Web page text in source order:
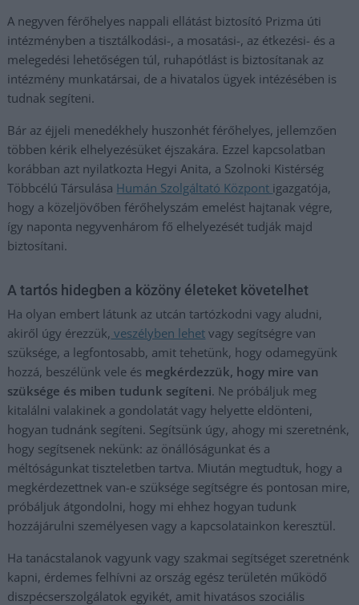
A negyven férőhelyes nappali ellátást biztosító Prizma úti
intézményben a tisztálkodási-, a mosatási-, az étkezési- és a
melegedési lehetőségen túl, ruhapótlást is biztosítanak az
intézmény munkatársai, de a hivatalos ügyek intézésében is
tudnak segíteni.
Bár az éjjeli menedékhely huszonhét férőhelyes, jellemzően
többen kérik elhelyezésüket éjszakára. Ezzel kapcsolatban
korábban azt nyilatkozta Hegyi Anita, a Szolnoki Kistérség
Többcélú Társulása Humán Szolgáltató Központ igazgatója,
hogy a közeljövőben férőhelyszám emelést hajtanak végre,
így naponta negyvenhárom fő elhelyezését tudják majd
biztosítani.
A tartós hidegben a közöny életeket követelhet
Ha olyan embert látunk az utcán tartózkodni vagy aludni,
akiről úgy érezzük, veszélyben lehet vagy segítségre van
szüksége, a legfontosabb, amit tehetünk, hogy odamegyünk
hozzá, beszélünk vele és megkérdezzük, hogy mire van
szüksége és miben tudunk segíteni. Ne próbáljuk meg
kitalálni valakinek a gondolatát vagy helyette eldönteni,
hogyan tudnánk segíteni. Segítsünk úgy, ahogy mi szeretnénk,
hogy segítsenek nekünk: az önállóságunkat és a
méltóságunkat tiszteletben tartva. Miután megtudtuk, hogy a
megkérdezettnek van-e szüksége segítségre és pontosan mire,
próbáljuk átgondolni, hogy mi ehhez hogyan tudunk
hozzájárulni személyesen vagy a kapcsolatainkon keresztül.
Ha tanácstalanok vagyunk vagy szakmai segítséget szeretnénk
kapni, érdemes felhívni az ország egész területén működő
diszpécserszolgálatok egyikét, amit hivatásos szociális